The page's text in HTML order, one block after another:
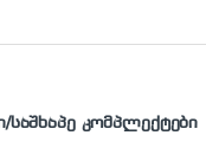
საშხაპე კომპლექტები